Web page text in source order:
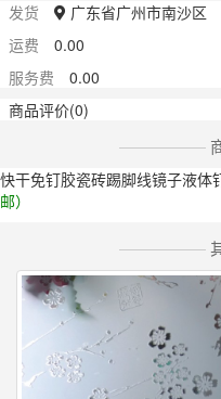
发货
广东省广州市南沙区
运费
0.00
服务费
0.00
商品评价(0)
快干免钉胶瓷砖踢脚线镜子液体
邮）